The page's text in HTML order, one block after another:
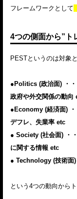
フレームワークとして
4つの側面から”ト
PESTというのは対象
●Politics (政治面) ・・
政府や外交関係の動向
●Economy (経済面)
デフレ、失業率 etc
● Society (社会面) ・
に関する情報 etc
● Technology (技術面
という4つの動向から